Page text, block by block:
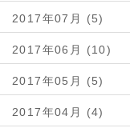
2017年07月 (5)
2017年06月 (10)
2017年05月 (5)
2017年04月 (4)